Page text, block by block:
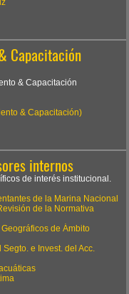
Capacitación
& Capacitación
& Capacitación)
internos
de interés institucional.
de la Marina Nacional
de la Normativa
de Ámbito
e Invest. del Acc.